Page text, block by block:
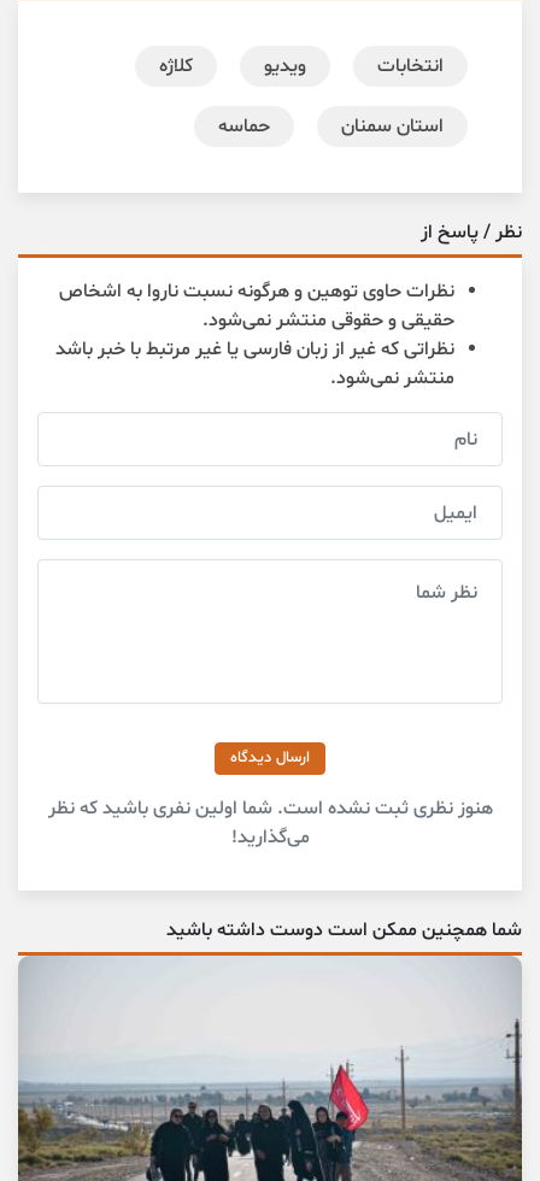
انتخابات ویدیو کلاژه
استان سمنان حماسه
نظر / پاسخ از
نظرات حاوی توهین و هرگونه نسبت ناروا به اشخاص
حقیقی و حقوقی منتشر نمی‌شود.
نظراتی که غیر از زبان فارسی یا غیر مرتبط با خبر باشد
منتشر نمی‌شود.
ارسال دیدگاه
هنوز نظری ثبت نشده است. شما اولین نفری باشید که نظر
می‌گذارید!
شما همچنین ممکن است دوست داشته باشید